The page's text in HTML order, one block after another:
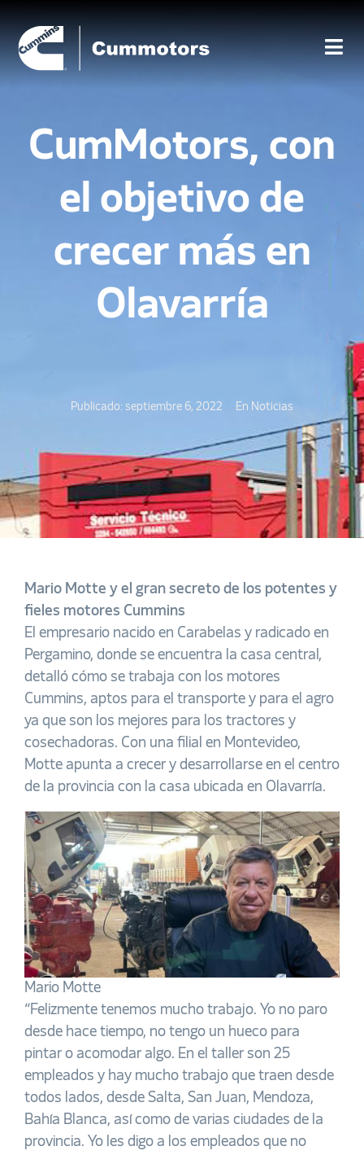
CumMotors, con
el objetivo de
crecer más en
Olavarría
Publicado: septiembre 6, 2022 En Noticias
Mario Motte y el gran secreto de los potentes y
fieles motores Cummins
El empresario nacido en Carabelas y radicado en
Pergamino, donde se encuentra la casa central,
detalló cómo se trabaja con los motores
Cummins, aptos para el transporte y para el agro
ya que son los mejores para los tractores y
cosechadoras. Con una filial en Montevideo,
Motte apunta a crecer y desarrollarse en el centro
de la provincia con la casa ubicada en Olavarría.
Mario Motte
“Felizmente tenemos mucho trabajo. Yo no paro
desde hace tiempo, no tengo un hueco para
pintar o acomodar algo. En el taller son 25
empleados y hay mucho trabajo que traen desde
todos lados, desde Salta, San Juan, Mendoza,
Bahía Blanca, así como de varias ciudades de la
provincia. Yo les digo a los empleados que no